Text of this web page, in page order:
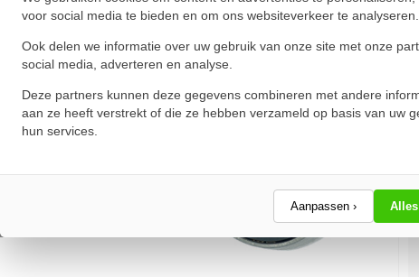
voor social media te bieden en om ons websiteverkeer te analyseren.
Ook delen we informatie over uw gebruik van onze site met onze
social media, adverteren en analyse.
Deze partners kunnen deze gegevens combineren met andere
aan ze heeft verstrekt of die ze hebben verzameld op basis van uw
hun services.
Aanpassen ›